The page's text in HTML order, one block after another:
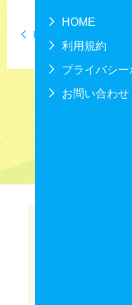
HOME
利用規約
プライバシー
お問い合わせ
前月